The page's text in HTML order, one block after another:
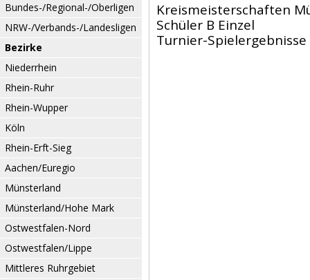
Bundes-/Regional-/Oberligen
NRW-/Verbands-/Landesligen
Bezirke
Niederrhein
Rhein-Ruhr
Rhein-Wupper
Köln
Rhein-Erft-Sieg
Aachen/Euregio
Münsterland
Münsterland/Hohe Mark
Ostwestfalen-Nord
Ostwestfalen/Lippe
Mittleres Ruhrgebiet
Kreismeisterschaften
Schüler B Einzel
Turnier-Spielergebnisse